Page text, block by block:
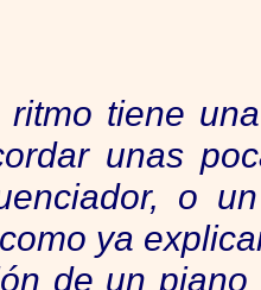
tiene
unas
o
ya
de un